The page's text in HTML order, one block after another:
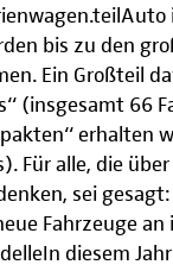
bis zu den
Ein Großteil
(insgesamt 66
erhalten
Für alle, die
sei
Fahrzeuge an
diesem